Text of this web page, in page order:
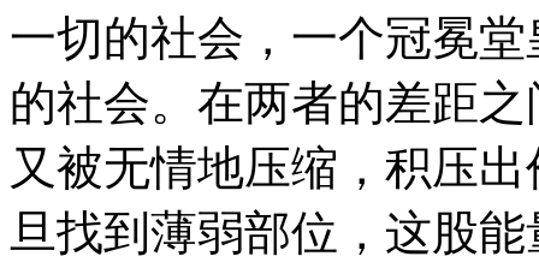
一切的社会，一个冠冕
的社会。在两者的差距
又被无情地压缩，积压
旦找到薄弱部位，这股